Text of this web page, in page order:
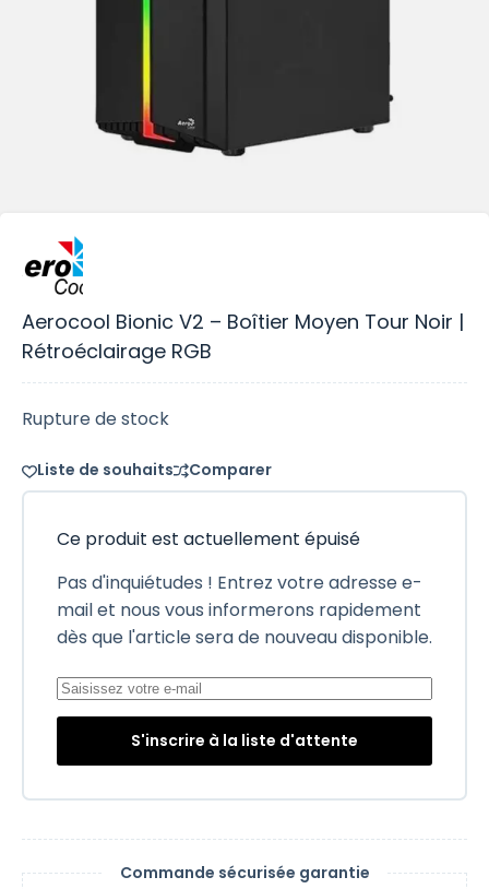
Aerocool Bionic V2 – Boîtier Moyen Tour Noir |
Rétroéclairage RGB
Rupture de stock
Liste de souhaits Comparer
Ce produit est actuellement épuisé
Pas d'inquiétudes ! Entrez votre adresse e-
mail et nous vous informerons rapidement
dès que l'article sera de nouveau disponible.
S'inscrire à la liste d'attente
Commande sécurisée garantie